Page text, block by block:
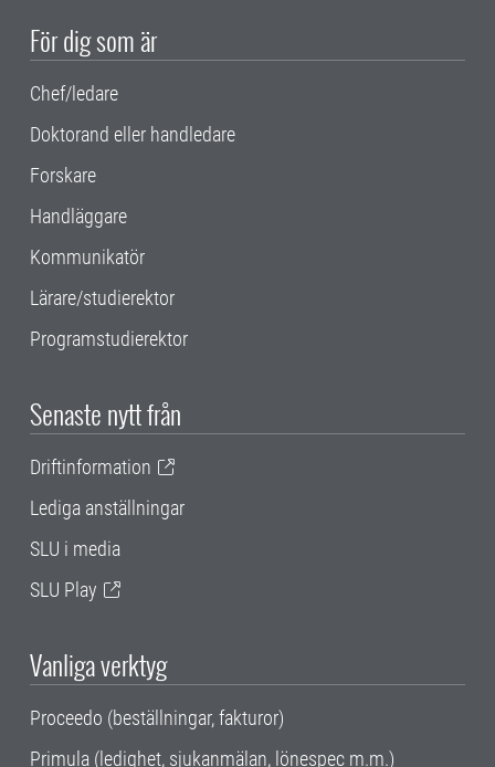
För dig som är
Chef/ledare
Doktorand eller handledare
Forskare
Handläggare
Kommunikatör
Lärare/studierektor
Programstudierektor
Senaste nytt från
Driftinformation
Lediga anställningar
SLU i media
SLU Play
Vanliga verktyg
Proceedo (beställningar, fakturor)
Primula (ledighet, sjukanmälan, lönespec m.m.)